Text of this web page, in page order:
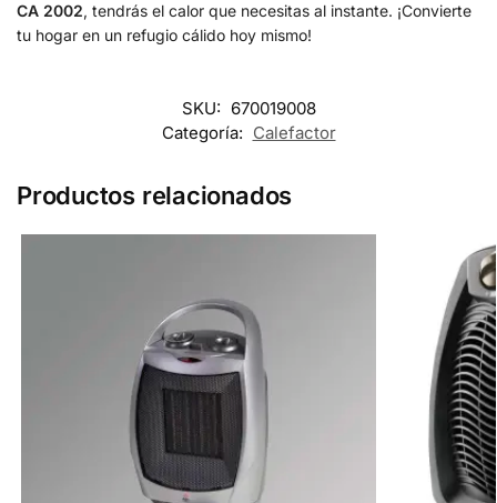
CA 2002, tendrás el calor que necesitas al instante. ¡Convierte
tu hogar en un refugio cálido hoy mismo!
SKU: 670019008
Categoría: Calefactor
Productos relacionados